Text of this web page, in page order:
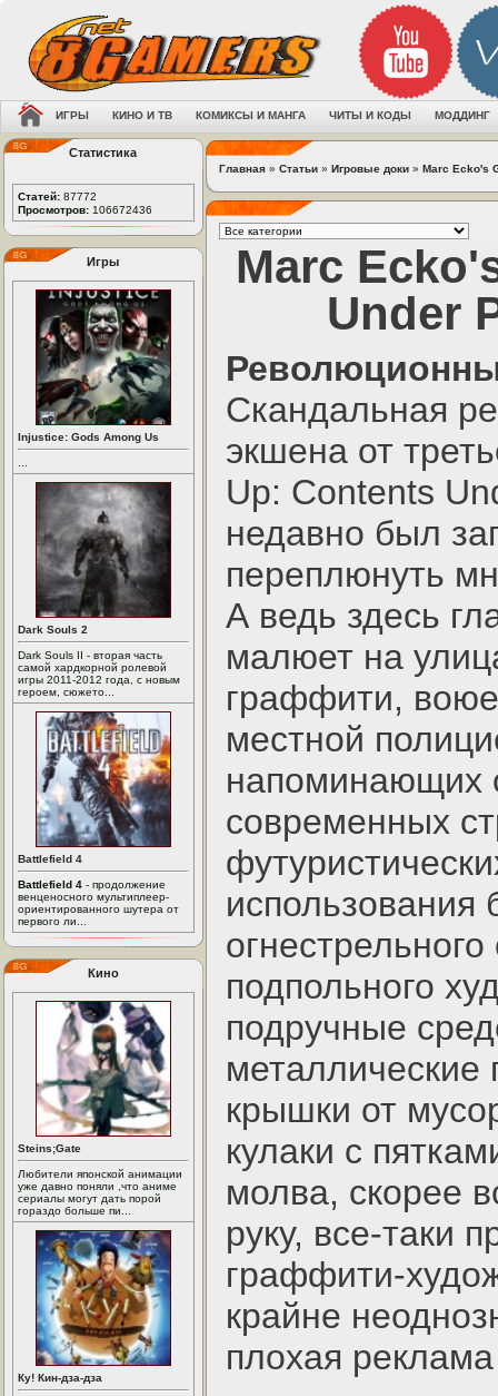
ИГРЫ КИНО И ТВ КОМИКСЫ И МАНГА ЧИТЫ И КОДЫ МОДДИНГ
Статистика
Статей: 87772
Просмотров: 106672436
Игры
Injustice: Gods Among Us
Dark Souls 2
Dark Souls II - вторая часть
самой хардкорной ролевой
игры 2011-2012 года, с новым
героем, сюжето...
Battlefield 4
Battlefield 4 - продолжение
венценосного мультиплеер-
ориентированного шутера от
первого ли...
Кино
Steins;Gate
Любители японской анимации
уже давно поняли ,что аниме
сериалы могут дать порой
гораздо больше пи...
Ку! Кин-дза-дза
Главная » Статьи » Игровые доки » Marc Ecko's
Marc
Under
Скандальная
экшена от
Up: Contents
недавно был
переплюнуть
А ведь здесь
малюет на
граффити,
местной
напоминающих
современных
использования
подпольного
подручные
металлические
крышки от
кулаки с
молва, скорее
руку, все-таки
граффити-
крайне
плохая реклама